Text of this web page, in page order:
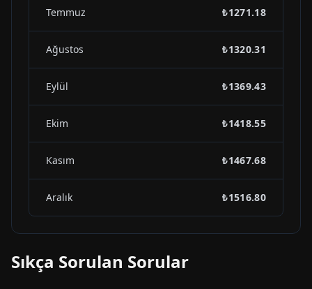
Temmuz ₺1271.18
Ağustos ₺1320.31
Eylül ₺1369.43
Ekim ₺1418.55
Kasım ₺1467.68
Aralık ₺1516.80
Sıkça Sorulan Sorular